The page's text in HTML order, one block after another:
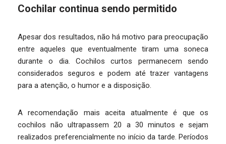
Cochilar continua sendo permitido
Apesar dos resultados, não há motivo para preocupação
entre aqueles que eventualmente tiram uma soneca
durante o dia. Cochilos curtos permanecem sendo
considerados seguros e podem até trazer vantagens
para a atenção, o humor e a disposição.
A recomendação mais aceita atualmente é que os
cochilos não ultrapassem 20 a 30 minutos e sejam
realizados preferencialmente no início da tarde. Períodos